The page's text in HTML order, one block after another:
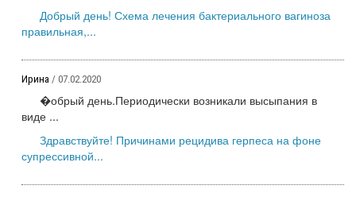
Добрый день! Схема лечения бактериального вагиноза
правильная,...
Ирина / 07.02.2020
�обрый день.Периодически возникали высыпания в
виде ...
Здравствуйте! Причинами рецидива герпеса на фоне
супрессивной...